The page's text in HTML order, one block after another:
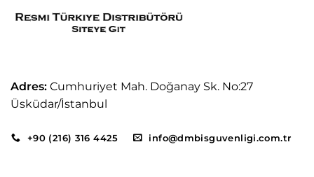
Adres: Cumhuriyet Mah. Doğanay Sk. No:27
Üsküdar/İstanbul
+90 (216) 316 4425 info@dmbisguvenligi.com.tr